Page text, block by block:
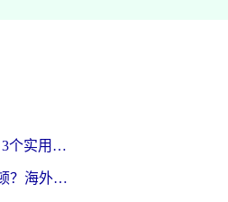
在德国听不了蜻蜓FM？3个实用技巧帮你解锁国内影音自由
在国外玩鸿图之下总卡顿？海外党追剧听歌的3个实用解决方案